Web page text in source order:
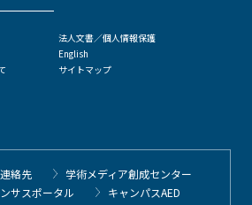
法人文書／個人情報保護
English
サイトマップ
絡先
学術メディア創成センター
サスポータル
キャンパスAED